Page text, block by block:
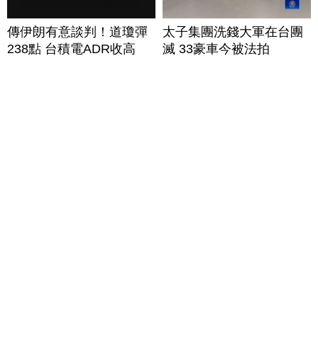
傳伊朗有意談判！道瓊彈
238點 台積電ADR收高
太子集團洗錢大軍在台團
滅 33豪車今被法拍